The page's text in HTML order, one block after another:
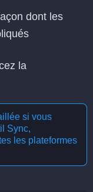
dont les
la
si vous
Sync,
les plateformes